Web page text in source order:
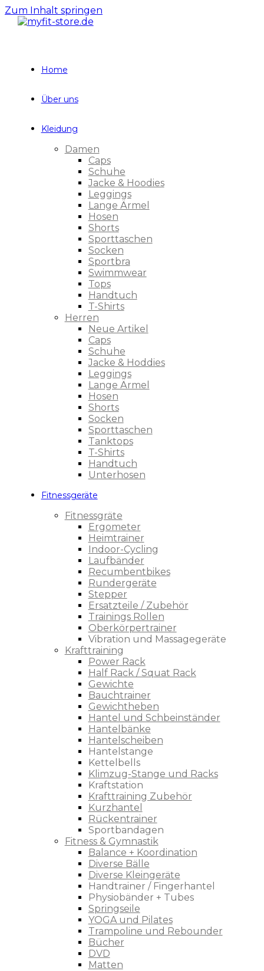
Zum Inhalt springen
Home
Über uns
Kleidung
Damen
Caps
Schuhe
Jacke & Hoodies
Leggings
Lange Ärmel
Hosen
Shorts
Sporttaschen
Socken
Sportbra
Swimmwear
Tops
Handtuch
T-Shirts
Herren
Neue Artikel
Caps
Schuhe
Jacke & Hoddies
Leggings
Lange Ärmel
Hosen
Shorts
Socken
Sporttaschen
Tanktops
T-Shirts
Handtuch
Unterhosen
Fitnessgeräte
Fitnessgräte
Ergometer
Heimtrainer
Indoor-Cycling
Laufbänder
Recumbentbikes
Rundergeräte
Stepper
Ersatzteile / Zubehör
Trainings Rollen
Oberkörpertrainer
Vibration und Massagegeräte
Krafttraining
Power Rack
Half Rack / Squat Rack
Gewichte
Bauchtrainer
Gewichtheben
Hantel und Schbeinständer
Hantelbänke
Hantelscheiben
Hantelstange
Kettelbells
Klimzug-Stange und Racks
Kraftstation
Krafttraining Zubehör
Kurzhantel
Rückentrainer
Sportbandagen
Fitness & Gymnastik
Balance + Koordination
Diverse Bälle
Diverse Kleingeräte
Handtrainer / Fingerhantel
Physiobänder + Tubes
Springseile
YOGA und Pilates
Trampoline und Rebounder
Bücher
DVD
Matten